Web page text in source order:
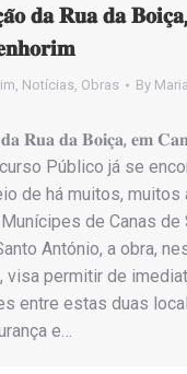
𝐝𝐚 𝐑𝐮𝐚 𝐝𝐚
Notícias Obras By
𝐑𝐮𝐚 𝐝𝐚 𝐁𝐨𝐢𝐜̧𝐚, 𝐞𝐦
Público já se
de há muitos, muitos
de Canas de
António, a obra,
visa permitir de
entre estas duas
e…